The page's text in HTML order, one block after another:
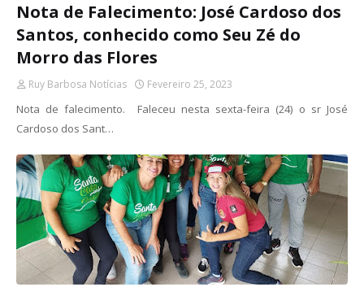
Nota de Falecimento: José Cardoso dos
Santos, conhecido como Seu Zé do
Morro das Flores
Ruy Barbosa Notícias Fevereiro 25, 2023
Nota de falecimento. Faleceu nesta sexta-feira (24) o sr José
Cardoso dos Sant…